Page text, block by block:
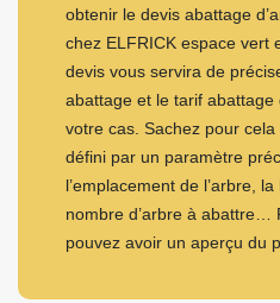
obtenir le devis abattage
chez ELFRICK espace vert
devis vous servira de
abattage et le tarif abattage
votre cas. Sachez pour
défini par un paramètre
l’emplacement de l’arbre,
nombre d’arbre à abattre…
pouvez avoir un aperçu du